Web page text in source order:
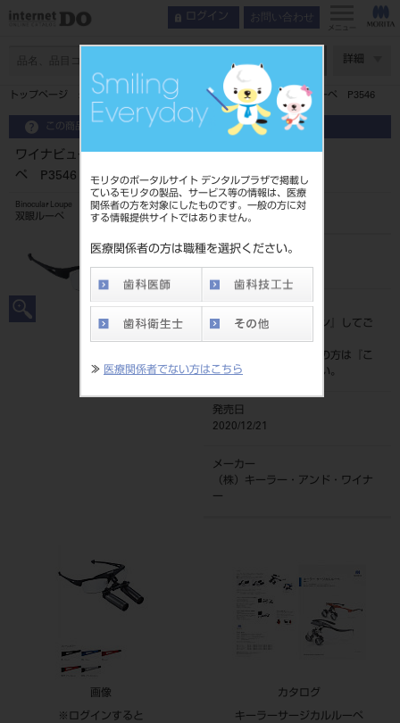
モリタのポータルサイト デンタルプラザで掲載し
ているモリタの製品、サービス等の情報は、医療
関係者の方を対象にしたものです。一般の方に対
する情報提供サイトではありません。
医療関係者の方は職種を選択ください。
≫ 医療関係者でない方はこちら
ログイン お問い合わせ
メニュー
詳細
トップページ ワイナビュー エアーフレーム パノラミック XLルーペ P3546
この商品に関するお問い合わせ
ワイナビュー エアーフレーム パノラミック XLルー
ペ P3546
Binocular Loupe
双眼ルーペ
品目コード
206720657
標準価格
価格の確認は『
ログイン
』してご
覧ください。
ネット会員登録がまだの方は『
こ
ちら』より登録ください。
発売日
2020/12/21
メーカー
（株）キーラー・アンド・ワイナ
ー
画像
※ログインすると
カタログ
キーラーサージカルルーペ
インデックス フレームの種類
キーラールーペの種類
フレームの種類
ルーペの選び方チャート
コードレスLEDライト
取り扱い上の注意事項
製品情報